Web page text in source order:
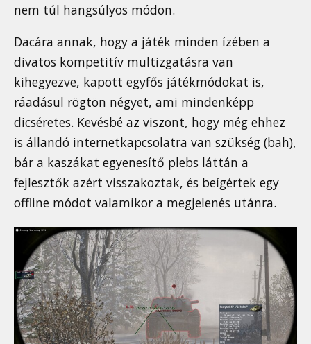
nem túl hangsúlyos módon.
Dacára annak, hogy a játék minden ízében a
divatos kompetitív multizgatásra van
kihegyezve, kapott egyfős játékmódokat is,
ráadásul rögtön négyet, ami mindenképp
dicséretes. Kevésbé az viszont, hogy még ehhez
is állandó internetkapcsolatra van szükség (bah),
bár a kaszákat egyenesítő plebs láttán a
fejlesztők azért visszakoztak, és beígértek egy
offline módot valamikor a megjelenés utánra.